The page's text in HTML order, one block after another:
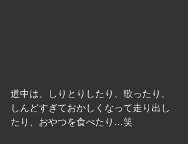
道中は、しりとりしたり、歌ったり、
しんどすぎておかしくなって走り出し
たり、おやつを食べたり…笑